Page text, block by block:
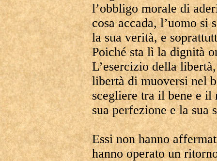
l’obbligo morale di
cosa accada, l’uomo si
la sua verità, e
Poiché sta lì la dignità
L’esercizio della
libertà di muoversi nel
scegliere tra il bene e il
sua perfezione e la sua
Essi non hanno
hanno operato un